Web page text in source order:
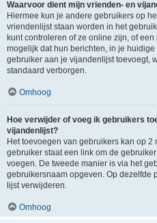
Waarvoor dient mijn vrienden- en
Hiermee kun je andere gebruikers op
vriendenlijst staan worden in het
kunt controleren of ze online zijn, of
mogelijk dat hun berichten, in je
gebruiker aan je vijandenlijst toevoegt,
standaard verborgen.
Omhoog
Hoe verwijder of voeg ik gebruikers
vijandenlijst?
Het toevoegen van gebruikers kan op
gebruiker staat een link om de
voegen. De tweede manier is via het
gebruikersnaam opgeven. Op dezelfde
lijst verwijderen.
Omhoog